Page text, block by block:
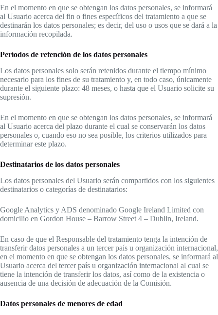
En el momento en que se obtengan los datos personales, se informará
al Usuario acerca del fin o fines específicos del tratamiento a que se
destinarán los datos personales; es decir, del uso o usos que se dará a la
información recopilada.
Períodos de retención de los datos personales
Los datos personales solo serán retenidos durante el tiempo mínimo
necesario para los fines de su tratamiento y, en todo caso, únicamente
durante el siguiente plazo: 48 meses, o hasta que el Usuario solicite su
supresión.
En el momento en que se obtengan los datos personales, se informará
al Usuario acerca del plazo durante el cual se conservarán los datos
personales o, cuando eso no sea posible, los criterios utilizados para
determinar este plazo.
Destinatarios de los datos personales
Los datos personales del Usuario serán compartidos con los siguientes
destinatarios o categorías de destinatarios:
Google Analytics y ADS denominado Google Ireland Limited con
domicilio en Gordon House – Barrow Street 4 – Dublin, Ireland.
En caso de que el Responsable del tratamiento tenga la intención de
transferir datos personales a un tercer país u organización internacional,
en el momento en que se obtengan los datos personales, se informará al
Usuario acerca del tercer país u organización internacional al cual se
tiene la intención de transferir los datos, así como de la existencia o
ausencia de una decisión de adecuación de la Comisión.
Datos personales de menores de edad